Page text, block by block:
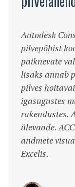
Autodesk
pilvepõhist
paiknevate
lisaks annab
pilves
igasugustes
rakendustes.
ülevaade.
andmete
Excelis.